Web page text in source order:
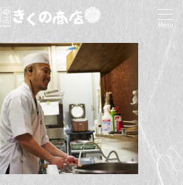
Menu